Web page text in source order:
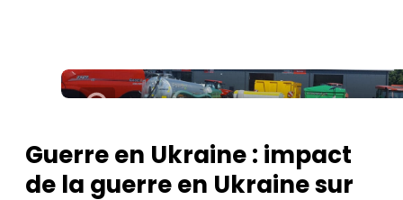
Meest gelezen
Podcasts
Privacy / Cookie statement
Guerre en Ukraine : impact
de la guerre en Ukraine sur